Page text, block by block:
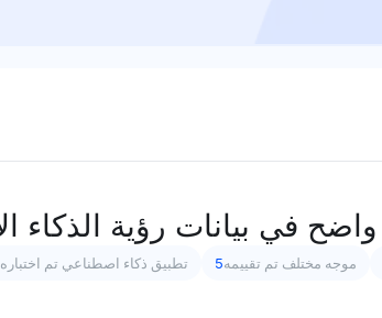
تطبيق ذكاء اصطناعي تم اختباره 5موجه مختلف تم تقييمه